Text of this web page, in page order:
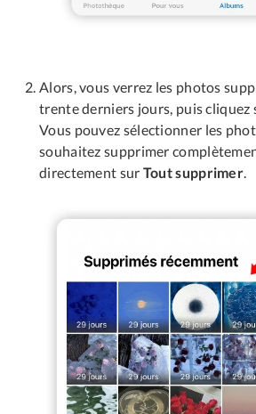
Alors, vous verrez les photos
trente derniers jours, puis cliquez
Vous pouvez sélectionner les
souhaitez supprimer
directement sur Tout supprimer.